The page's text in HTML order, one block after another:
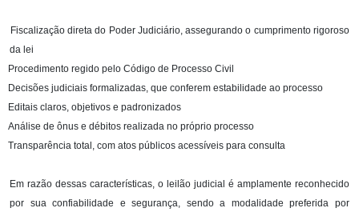
Fiscalização direta do Poder Judiciário, assegurando o cumprimento rigoroso
da lei
Procedimento regido pelo Código de Processo Civil
Decisões judiciais formalizadas, que conferem estabilidade ao processo
Editais claros, objetivos e padronizados
Análise de ônus e débitos realizada no próprio processo
Transparência total, com atos públicos acessíveis para consulta
Em razão dessas características, o leilão judicial é amplamente reconhecido
por sua confiabilidade e segurança, sendo a modalidade preferida por